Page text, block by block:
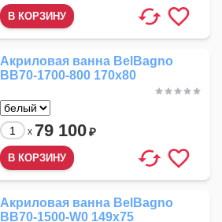
Акриловая ванна BelBagno
BB70-1700-800 170x80
x 79 100₽
Акриловая ванна BelBagno
BB70-1500-W0 149x75